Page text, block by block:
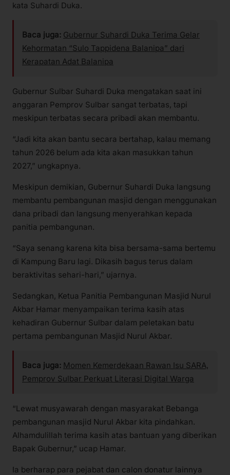
kata Suhardi Duka.
Baca juga: Gubernur Suhardi Duka Terima Gelar
Kehormatan “Sulo Tappidena Balanipa” dari
Kerapatan Adat Balanipa
Gubernur Sulbar Suhardi Duka mengatakan saat ini
anggaran Pemprov Sulbar sangat terbatas, tapi
meskipun terbatas secara pribadi akan membantu.
“Jadi kita akan bantu secara bertahap, kalau memang
tahun 2026 belum ada kita akan masukkan tahun
2027,” ungkapnya.
Meskipun demikian, Gubernur Suhardi Duka langsung
membantu pembangunan masjid dengan menggunakan
dana pribadi dan langsung menyerahkan kepada
panitia pembangunan.
“Saya senang karena kita bisa bersama-sama bertemu
di Kampung Baru lagi. Dikasih bagus terus dalam
beraktivitas sehari-hari,” ujarnya.
Sedangkan, Ketua Panitia Pembangunan Masjid Nurul
Akbar Hamar menyampaikan terima kasih atas
kehadiran Gubernur Sulbar dalam peletakan batu
pertama pembangunan Masjid Nurul Akbar.
Baca juga: Momen Kemerdekaan Rawan Isu SARA,
Pemprov Sulbar Perkuat Literasi Digital Warga
“Lewat musyawarah dengan masyarakat Bebanga
pembangunan masjid Nurul Akbar kita pindahkan.
Alhamdulillah terima kasih atas bantuan yang diberikan
Bapak Gubernur,” ucap Hamar.
Ia berharap para pejabat dan calon donatur lainnya